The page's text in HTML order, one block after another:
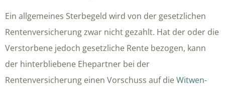
Ein allgemeines Sterbegeld wird von der gesetzlichen
Rentenversicherung zwar nicht gezahlt. Hat der oder die
Verstorbene jedoch gesetzliche Rente bezogen, kann
der hinterbliebene Ehepartner bei der
Rentenversicherung einen Vorschuss auf dieWitwen-